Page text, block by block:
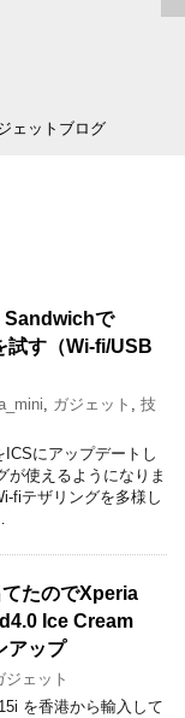
ェットブログ
Sandwichで
試す（Wi-fi/USB
, ガジェット , 技
にアップデートし
が使えるようになりま
fiテザリングを多様し
たのでXperia
Ice Cream
アップ
ジェット
を香港から輸入して